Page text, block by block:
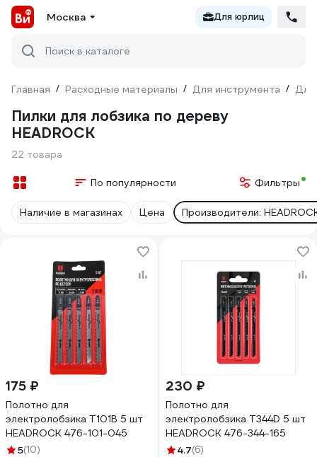
Москва Для юрлиц
Поиск в каталоге
Главная / Расходные материалы / Для инструмента / Для
Пилки для лобзика по дереву
HEADROCK
22 товара
По популярности Фильтры
Наличие в магазинах Цена Производители:
175 ₽
Полотно для
электролобзика T101B 5 шт
HEADROCK 476-101-045
5(10)
230 ₽
Полотно для
электролобзика T344D 5 шт
HEADROCK 476-344-165
4.7(6)